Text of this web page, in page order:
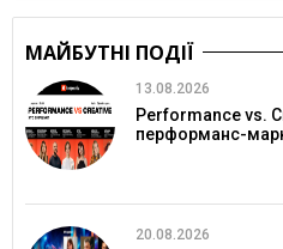
МАЙБУТНІ ПОДІЇ
13.08.2026
Performance vs.
перформанс-
20.08.2026